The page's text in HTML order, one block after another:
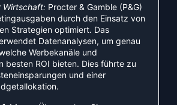
Wirtschaft: Procter & Gamble (P&G)
durch den Einsatz von
Strategien optimiert. Das
Datenanalysen, um genau
Werbekanäle und
besten ROI bieten. Dies führte zu
und einer